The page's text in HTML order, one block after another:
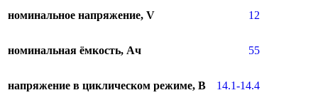
номинальное напряжение, V 12
номинальная ёмкость, Ач 55
напряжение в циклическом режиме, В 14.1-14.4